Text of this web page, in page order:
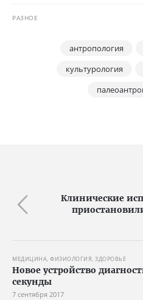
РАЗНОЕ
антропология
культурология
Клинические
МЕДИЦИНА, ФИЗИОЛОГИЯ, ЗДОРОВЬЕ
Новое устройство
секунды
7 сентября 2017